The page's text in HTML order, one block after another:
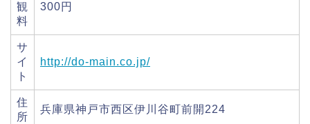
観
料
300円
サ
イ
ト
http://do-main.co.jp/
住
所
兵庫県神戸市西区伊川谷町前開224